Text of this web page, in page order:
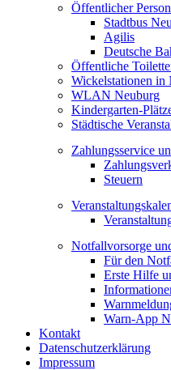
Öffentlicher
Stadtbus
Agilis
Deutsche
Öffentliche
Wickelstationen in
WLAN Neuburg
Kindergarten-
Städtische
Zahlungsservice
Steuern
Notfallvorsorge
Für den
Erste Hilfe
Warn-App
Kontakt
Datenschutzerklärung
Impressum